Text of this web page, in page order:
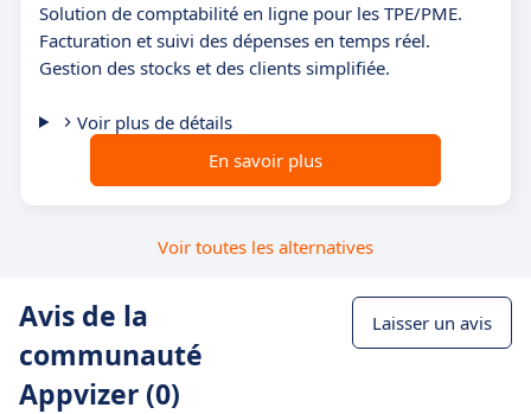
Solution de comptabilité en ligne pour les TPE/PME.
Facturation et suivi des dépenses en temps réel.
Gestion des stocks et des clients simplifiée.
Voir plus de détails
En savoir plus
Voir toutes les alternatives
Avis de la
communauté
Appvizer (0)
Laisser un avis